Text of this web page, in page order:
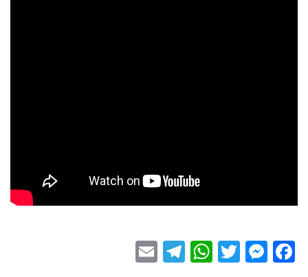
Facebook
Messenger
Twitter
WhatsApp
Telegram